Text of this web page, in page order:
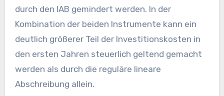
durch den IAB gemindert werden. In der
Kombination der beiden Instrumente kann ein
deutlich größerer Teil der Investitionskosten in
den ersten Jahren steuerlich geltend gemacht
werden als durch die reguläre lineare
Abschreibung allein.